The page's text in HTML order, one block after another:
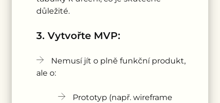
důležité.
3. Vytvořte MVP:
Nemusí jít o plně funkční produkt,
ale o:
Prototyp (např. wireframe